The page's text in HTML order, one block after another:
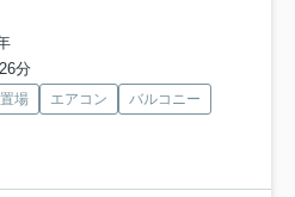
分
場 エアコン
バルコニー